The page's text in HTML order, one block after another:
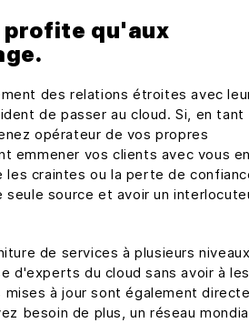
profite qu'aux
des relations étroites avec
de passer au cloud. Si, en tant
opérateur de vos propres
emmener vos clients avec vous en
craintes ou la perte de
source et avoir un
de services à plusieurs
d'experts du cloud sans avoir à les
à jour sont également
besoin de plus, un réseau